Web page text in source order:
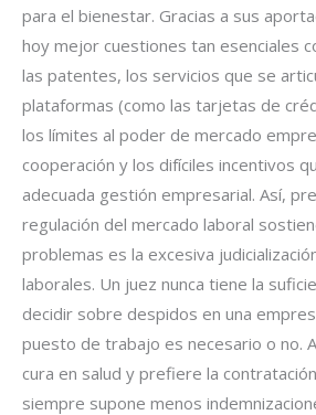
para el bienestar. Gracias a sus
hoy mejor cuestiones tan esenciales
las patentes, los servicios que se
plataformas (como las tarjetas de
los límites al poder de mercado
cooperación y los difíciles incentivos
adecuada gestión empresarial. Así,
regulación del mercado laboral
problemas es la excesiva
laborales. Un juez nunca tiene la
decidir sobre despidos en una
puesto de trabajo es necesario o no.
cura en salud y prefiere la
siempre supone menos